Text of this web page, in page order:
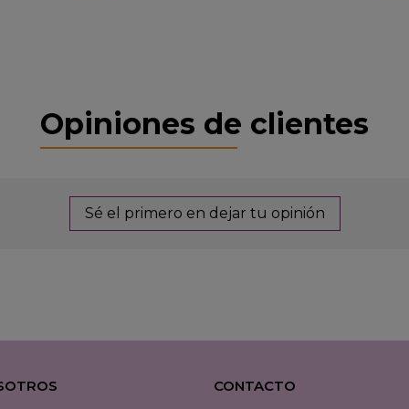
Opiniones de clientes
Sé el primero en dejar tu opinión
CONTACTO